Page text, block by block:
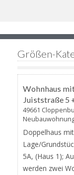
Größen-
Wohnhaus
Juiststraße 5
49661
Doppelhaus
Lage/
5A, (Haus 1);
werden zwei